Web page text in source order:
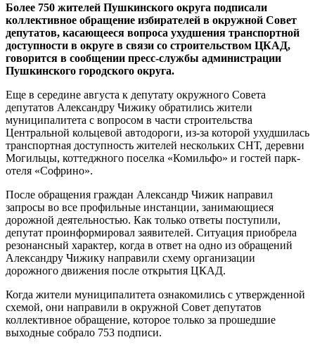
Более 750 жителей Пушкинского округа подписали
коллективное обращение избирателей в окружной Совет
депутатов, касающееся вопроса ухудшения транспортной
доступности в округе в связи со строительством ЦКАД,
говорится в сообщении пресс-службы администрации
Пушкинского городского округа.
Еще в середине августа к депутату окружного Совета
депутатов Александру Чижику обратились жители
муниципалитета с вопросом в части строительства
Центральной кольцевой автодороги, из-за которой ухудшилась
транспортная доступность жителей нескольких СНТ, деревни
Могильцы, коттеджного поселка «Комильфо» и гостей парк-
отеля «Софрино».
После обращения граждан Александр Чижик направил
запросы во все профильные инстанции, занимающиеся
дорожной деятельностью. Как только ответы поступили,
депутат проинформировал заявителей. Ситуация приобрела
резонансный характер, когда в ответ на одно из обращений
Александру Чижику направили схему организации
дорожного движения после открытия ЦКАД.
Когда жители муниципалитета ознакомились с утвержденной
схемой, они направили в окружной Совет депутатов
коллективное обращение, которое только за прошедшие
выходные собрало 753 подписи.